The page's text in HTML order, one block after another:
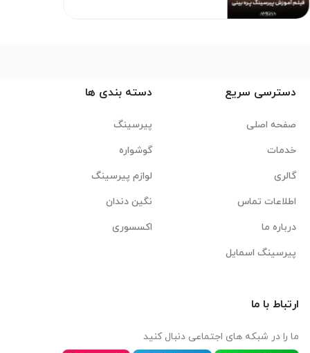
دسترسی سریع
صفحه اصلی
خدمات
گالری
اطلاعات تماس
درباره ما
پیرسینگ اسمایل
دسته بندی ها
پیرسینگ
گوشواره
لوازم پیرسینگ
نگین دندان
اکسسوری
ارتباط با ما
ما را در شبکه های اجتماعی دنبال کنید